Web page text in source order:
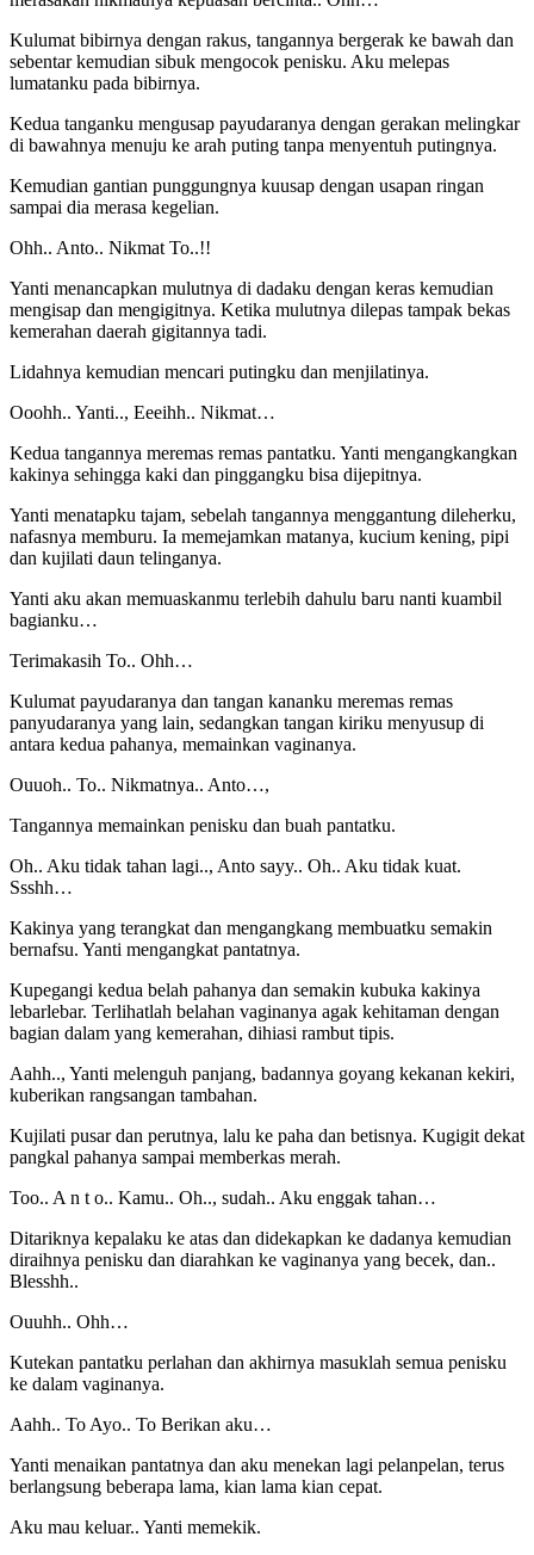
Kulumat bibirnya dengan rakus, tangannya bergerak ke bawah dan
sebentar kemudian sibuk mengocok penisku. Aku melepas
lumatanku pada bibirnya.
Kedua tanganku mengusap payudaranya dengan gerakan melingkar
di bawahnya menuju ke arah puting tanpa menyentuh putingnya.
Kemudian gantian punggungnya kuusap dengan usapan ringan
sampai dia merasa kegelian.
Ohh.. Anto.. Nikmat To..!!
Yanti menancapkan mulutnya di dadaku dengan keras kemudian
mengisap dan mengigitnya. Ketika mulutnya dilepas tampak bekas
kemerahan daerah gigitannya tadi.
Lidahnya kemudian mencari putingku dan menjilatinya.
Ooohh.. Yanti.., Eeeihh.. Nikmat…
Kedua tangannya meremas remas pantatku. Yanti mengangkangkan
kakinya sehingga kaki dan pinggangku bisa dijepitnya.
Yanti menatapku tajam, sebelah tangannya menggantung dileherku,
nafasnya memburu. Ia memejamkan matanya, kucium kening, pipi
dan kujilati daun telinganya.
Yanti aku akan memuaskanmu terlebih dahulu baru nanti kuambil
bagianku…
Terimakasih To.. Ohh…
Kulumat payudaranya dan tangan kananku meremas remas
panyudaranya yang lain, sedangkan tangan kiriku menyusup di
antara kedua pahanya, memainkan vaginanya.
Ouuoh.. To.. Nikmatnya.. Anto…,
Tangannya memainkan penisku dan buah pantatku.
Oh.. Aku tidak tahan lagi.., Anto sayy.. Oh.. Aku tidak kuat.
Ssshh…
Kakinya yang terangkat dan mengangkang membuatku semakin
bernafsu. Yanti mengangkat pantatnya.
Kupegangi kedua belah pahanya dan semakin kubuka kakinya
lebarlebar. Terlihatlah belahan vaginanya agak kehitaman dengan
bagian dalam yang kemerahan, dihiasi rambut tipis.
Aahh.., Yanti melenguh panjang, badannya goyang kekanan kekiri,
kuberikan rangsangan tambahan.
Kujilati pusar dan perutnya, lalu ke paha dan betisnya. Kugigit dekat
pangkal pahanya sampai memberkas merah.
Too.. A n t o.. Kamu.. Oh.., sudah.. Aku enggak tahan…
Ditariknya kepalaku ke atas dan didekapkan ke dadanya kemudian
diraihnya penisku dan diarahkan ke vaginanya yang becek, dan..
Blesshh..
Ouuhh.. Ohh…
Kutekan pantatku perlahan dan akhirnya masuklah semua penisku
ke dalam vaginanya.
Aahh.. To Ayo.. To Berikan aku…
Yanti menaikan pantatnya dan aku menekan lagi pelanpelan, terus
berlangsung beberapa lama, kian lama kian cepat.
Aku mau keluar.. Yanti memekik.